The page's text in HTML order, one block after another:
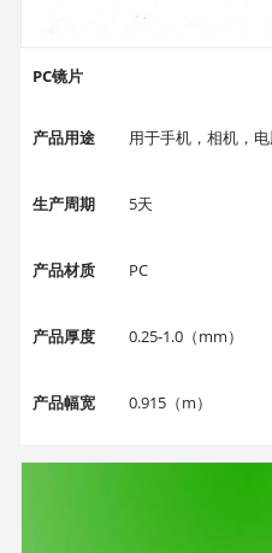
PC镜片
产品用途 用于手机，相机，
生产周期 5天
产品材质 PC
产品厚度 0.25-1.0（mm）
产品幅宽 0.915（m）
产品长度 1.83（m）